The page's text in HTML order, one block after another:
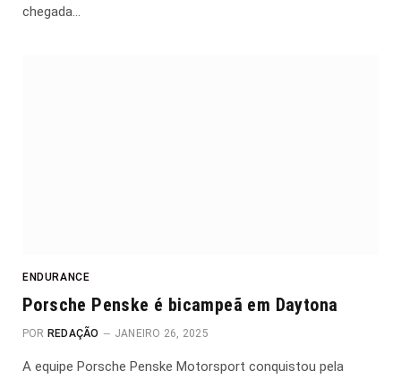
chegada…
ENDURANCE
Porsche Penske é bicampeã em Daytona
POR REDAÇÃO JANEIRO 26, 2025
A equipe Porsche Penske Motorsport conquistou pela